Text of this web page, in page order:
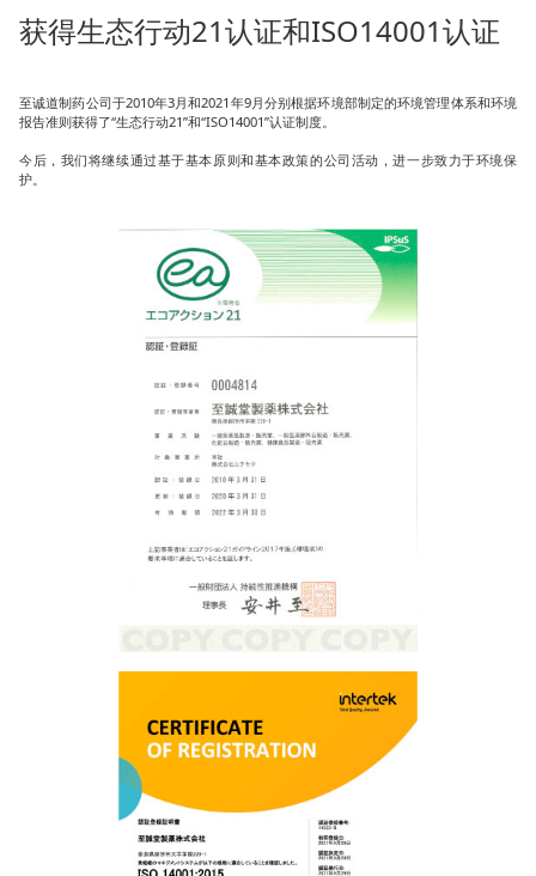
获得生态行动21认证和ISO14001认证
至诚道制药公司于2010年3月和2021年9月分别根据环境部制定的环境管理体系和环境
报告准则获得了“生态行动21”和“ISO14001”认证制度。
今后，我们将继续通过基于基本原则和基本政策的公司活动，进一步致力于环境保
护。